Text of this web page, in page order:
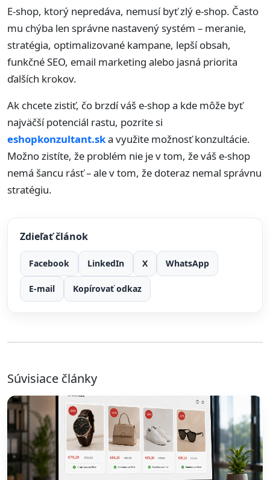
E-shop, ktorý nepredáva, nemusí byť zlý e-shop. Často
mu chýba len správne nastavený systém – meranie,
stratégia, optimalizované kampane, lepší obsah,
funkčné SEO, email marketing alebo jasná priorita
ďalších krokov.
Ak chcete zistiť, čo brzdí váš e-shop a kde môže byť
najväčší potenciál rastu, pozrite si
eshopkonzultant.ska využite možnosť konzultácie.
Možno zistíte, že problém nie je v tom, že váš e-shop
nemá šancu rásť – ale v tom, že doteraz nemal správnu
stratégiu.
Zdieľať článok
Facebook LinkedIn X WhatsApp
E-mail Kopírovať odkaz
Súvisiace články